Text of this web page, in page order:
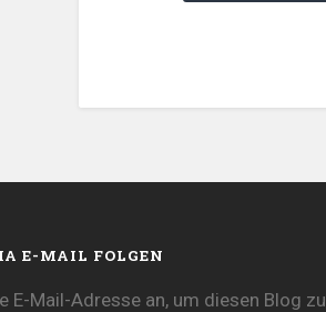
E-MAIL FOLGEN
E-Mail-Adresse an, um diesen Blog zu